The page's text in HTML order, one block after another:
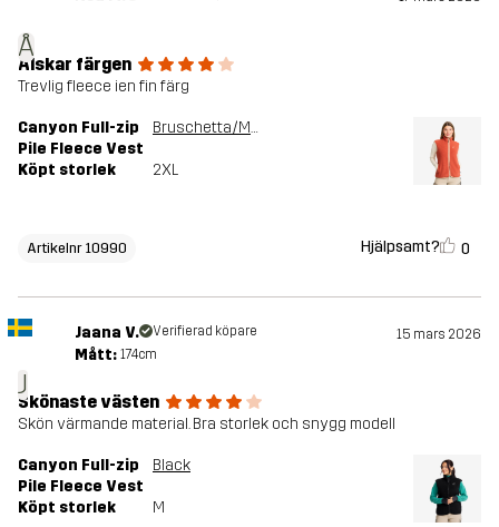
Å
Älskar färgen
Trevlig fleece ien fin färg
Canyon Full-zip
Pile Fleece Vest
Bruschetta/Maple Sugar
Köpt storlek 2XL
Artikelnr 10990 Hjälpsamt? 0
J
Jaana V. Verifierad köpare 15 mars 2026
Mått: 174cm
Skönaste västen
Skön värmande material. Bra storlek och snygg modell
Canyon Full-zip
Pile Fleece Vest
Black
Köpt storlek M